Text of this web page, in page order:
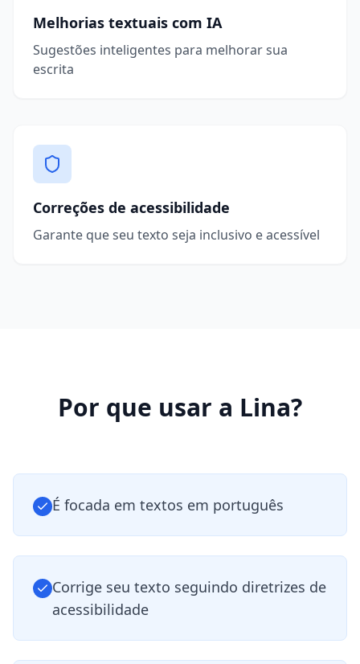
Melhorias textuais com IA
Sugestões inteligentes para melhorar sua
escrita
Correções de acessibilidade
Garante que seu texto seja inclusivo e acessível
Por que usar a Lina?
É focada em textos em português
Corrige seu texto seguindo diretrizes de
acessibilidade